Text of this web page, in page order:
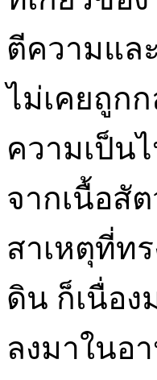
ตีความแล
ไม่เคยถูก
ความเป็น
จากเนื้อสั
สาเหตุที่ท
ดิน ก็เนื่อง
ลงมาในอ